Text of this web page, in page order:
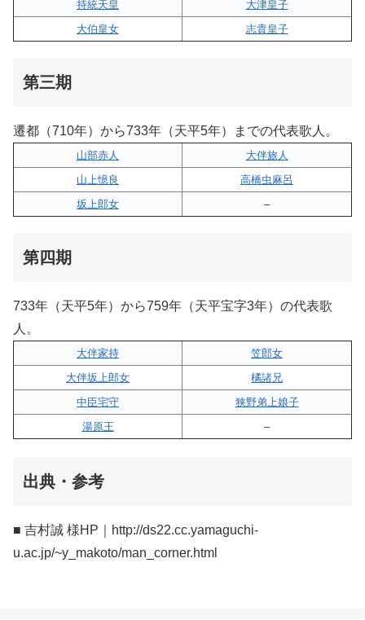
持統天皇
大津皇子
大伯皇女
志貴皇子
第三期
遷都（710年）から733年（天平5年）までの代表歌人。
山部赤人
大伴旅人
山上憶良
高橋虫麻呂
坂上郎女
–
第四期
733年（天平5年）から759年（天平宝字3年）の代表歌
人。
大伴家持
笠郎女
大伴坂上郎女
橘諸兄
中臣宅守
狭野弟上娘子
湯原王
–
出典・参考
■ 吉村誠 様HP｜http://ds22.cc.yamaguchi-
u.ac.jp/~y_makoto/man_corner.html